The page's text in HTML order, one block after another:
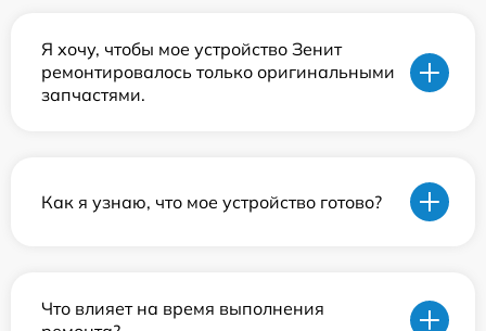
Я хочу, чтобы мое устройство Зенит
ремонтировалось только оригинальными
запчастями.
Как я узнаю, что мое устройство готово?
Что влияет на время выполнения